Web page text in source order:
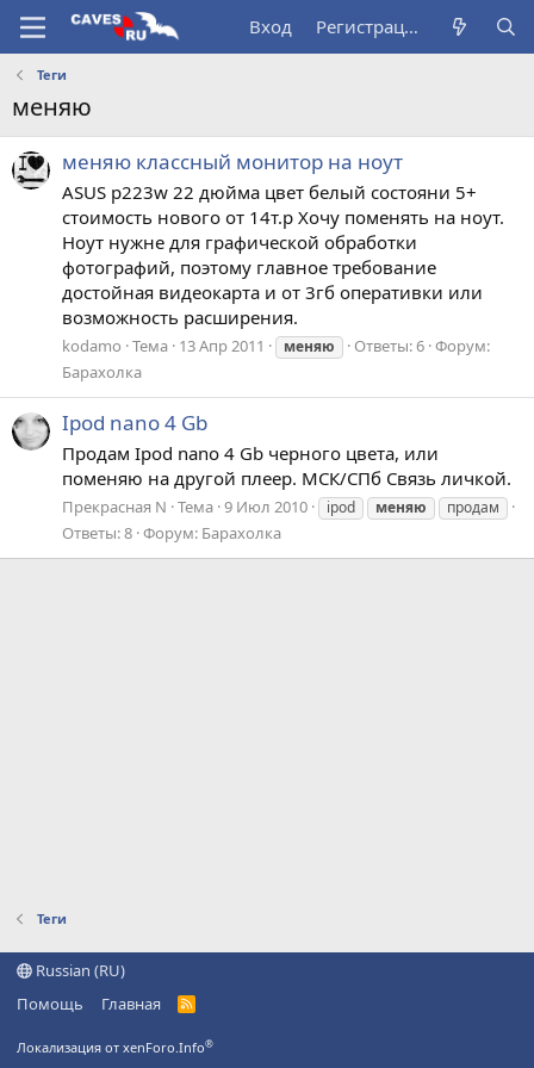
Вход Регистрация
Теги
меняю
меняю классный монитор на ноут
ASUS p223w 22 дюйма цвет белый состояни 5+
стоимость нового от 14т.р Хочу поменять на ноут.
Ноут нужне для графической обработки
фотографий, поэтому главное требование
достойная видеокарта и от 3гб оперативки или
возможность расширения.
kodamo Тема 13 Апр 2011 меняю Ответы: 6 Форум:
Барахолка
Ipod nano 4 Gb
Продам Ipod nano 4 Gb черного цвета, или
поменяю на другой плеер. МСК/СПб Связь личкой.
Прекрасная N Тема 9 Июл 2010 ipod меняю продам
Ответы: 8 Форум: Барахолка
Теги
Russian (RU)
Помощь
Главная
R
Локализация от xenForo.Info®